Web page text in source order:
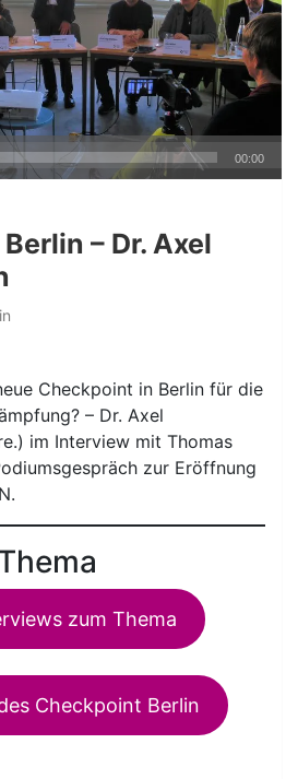
00:00
– Dr. Axel
Checkpoint in Berlin für die
– Dr. Axel
im Interview mit Thomas
zur Eröffnung
zum Thema
Checkpoint Berlin